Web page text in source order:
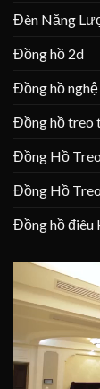
Đèn Năng
Đồng hồ 2d
Đồng hồ
Đồng hồ treo
Đồng Hồ
Đồng Hồ
Đồng hồ điêu
Trình
chơi